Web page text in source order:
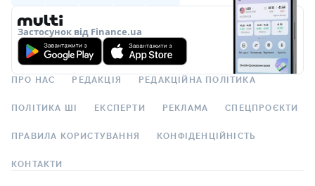
Застосунок від Finance.ua
ПРО НАС РЕДАКЦІЯ РЕДАКЦІЙНА ПОЛІТИКА
ПОЛІТИКА ШІ ЕКСПЕРТИ РЕКЛАМА СПЕЦПРОЄКТИ
ПРАВИЛА КОРИСТУВАННЯ КОНФІДЕНЦІЙНІСТЬ
КОНТАКТИ